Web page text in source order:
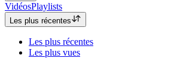
VidéosPlaylists
Les plus récentes
Les plus récentes
Les plus vues